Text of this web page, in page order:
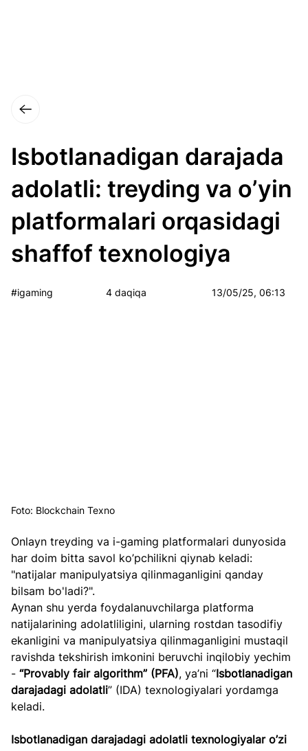
Isbotlanadigan darajada
adolatli: treyding va o’yin
platformalari orqasidagi
shaffof texnologiya
#igaming 4 daqiqa 13/05/25, 06:13
Foto: Blockchain Texno
Onlayn treyding va i-gaming platformalari dunyosida
har doim bitta savol ko’pchilikni qiynab keladi:
"natijalar manipulyatsiya qilinmaganligini qanday
bilsam bo'ladi?".
Aynan shu yerda foydalanuvchilarga platforma
natijalarining adolatliligini, ularning rostdan tasodifiy
ekanligini va manipulyatsiya qilinmaganligini mustaqil
ravishda tekshirish imkonini beruvchi inqilobiy yechim
- “Provably fair algorithm” (PFA), ya’ni “Isbotlanadigan
darajadagi adolatli” (IDA) texnologiyalari yordamga
keladi.
Isbotlanadigan darajadagi adolatli texnologiyalar o’zi